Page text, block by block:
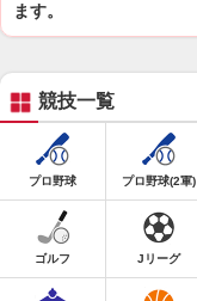
ます。
競技一覧
プロ野球 プロ野球(2軍)
ゴルフ Jリーグ